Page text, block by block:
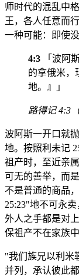
师时代的混乱中
王，各人任意而
一种可能：即使
4:3 「波阿
的拿俄米，
地。』」
路得记 4:3
波阿斯一开口就
地。按照利未记
祖产时，至近亲
可无的善举，而
不是普通的商品
25:23"地不可永
外人之手都是对
保祖产不在家族中
"我们族兄以利米
并列，承认彼此